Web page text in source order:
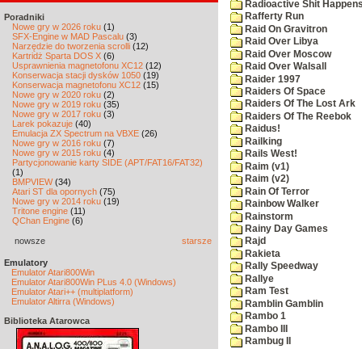
Poradniki
Nowe gry w 2026 roku (1)
SFX-Engine w MAD Pascalu (3)
Narzędzie do tworzenia scrolli (12)
Kartridż Sparta DOS X (6)
Usprawnienia magnetofonu XC12 (12)
Konserwacja stacji dysków 1050 (19)
Konserwacja magnetofonu XC12 (15)
Nowe gry w 2020 roku (2)
Nowe gry w 2019 roku (35)
Nowe gry w 2017 roku (3)
Larek pokazuje (40)
Emulacja ZX Spectrum na VBXE (26)
Nowe gry w 2016 roku (7)
Nowe gry w 2015 roku (4)
Partycjonowanie karty SIDE (APT/FAT16/FAT32)
(1)
BMPVIEW(34)
Atari ST dla opornych (75)
Nowe gry w 2014 roku (19)
Tritone engine (11)
QChan Engine (6)
nowsze starsze
Emulatory
Emulator Atari800Win
Emulator Atari800Win PLus 4.0 (Windows)
Emulator Atari++ (multiplatform)
Emulator Altirra (Windows)
Biblioteka Atarowca
Radioactive Shit
Rafferty Run
Raid On Gravitron
Raid Over Libya
Raid Over Moscow
Raid Over Walsall
Raider 1997
Raiders Of Space
Raiders Of The Lost Ark
Raiders Of The Reebok
Raidus!
Railking
Rails West!
Raim (v1)
Raim (v2)
Rain Of Terror
Rainbow Walker
Rainstorm
Rainy Day Games
Rajd
Rakieta
Rally Speedway
Rallye
Ram Test
Ramblin Gamblin
Rambo 1
Rambo III
Rambug II